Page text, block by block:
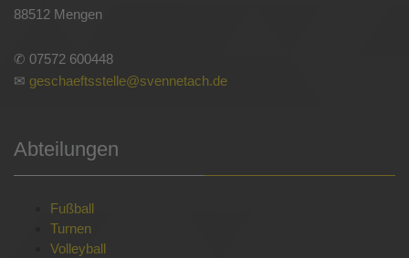
88512 Mengen
✆ 07572 600448
✉ geschaeftsstelle@svennetach.de
Abteilungen
Fußball
Turnen
Volleyball